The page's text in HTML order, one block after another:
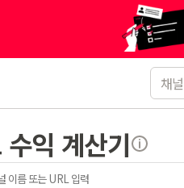
채널
익 계산기